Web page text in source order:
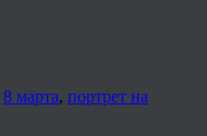
8 марта, портрет на